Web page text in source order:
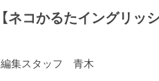
【ネコかるたイングリッ
編集スタッフ 青木